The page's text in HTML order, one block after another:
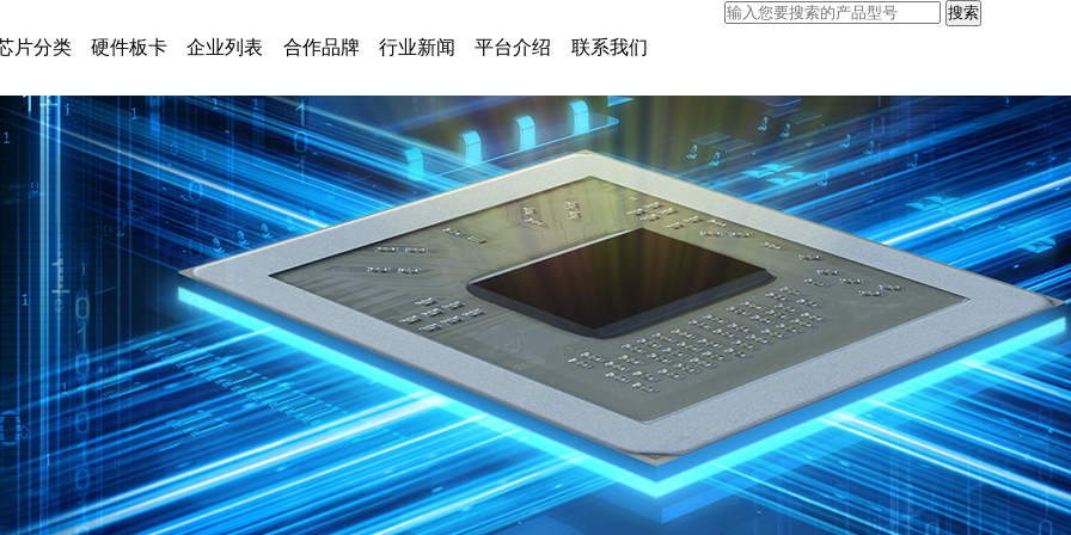
片分类 硬件板卡 企业列表 合作品牌 行业新闻 平台介绍 联系我们